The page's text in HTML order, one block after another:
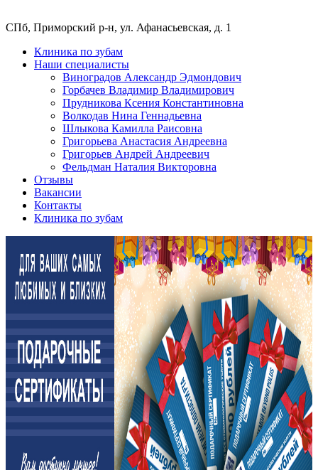
СПб, Приморский р-н, ул. Афанасьевская, д. 1
Клиника по зубам
Наши специалисты
Виноградов Александр Эдмондович
Горбачев Владимир Владимирович
Прудникова Ксения Константиновна
Волкодав Нина Геннадьевна
Шлыкова Камилла Раисовна
Григорьева Анастасия Андреевна
Григорьев Андрей Андреевич
Фельдман Наталия Викторовна
Отзывы
Вакансии
Контакты
Клиника по зубам